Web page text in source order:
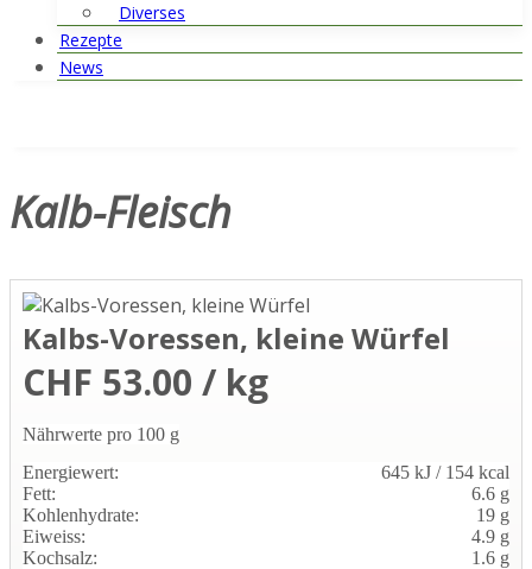
Diverses
Rezepte
News
Kalb-Fleisch
Kalbs-Voressen, kleine Würfel
CHF 53.00 / kg
Nährwerte pro 100 g
Energiewert:
645 kJ / 154 kcal
Fett:
6.6 g
Kohlenhydrate:
19 g
Eiweiss:
4.9 g
Kochsalz:
1.6 g